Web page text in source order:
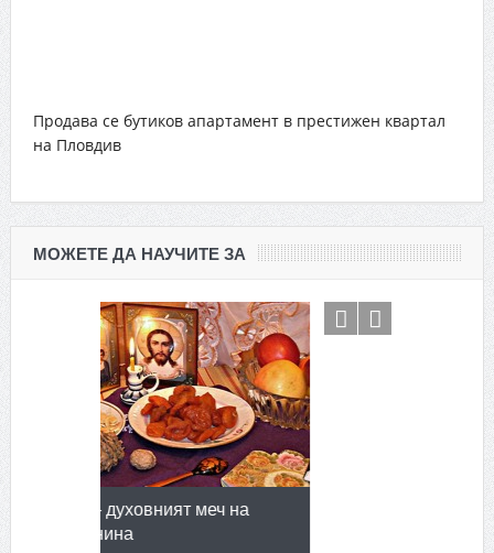
Продава се бутиков апартамент в престижен квартал
на Пловдив
МОЖЕТЕ ДА НАУЧИТЕ ЗА
на